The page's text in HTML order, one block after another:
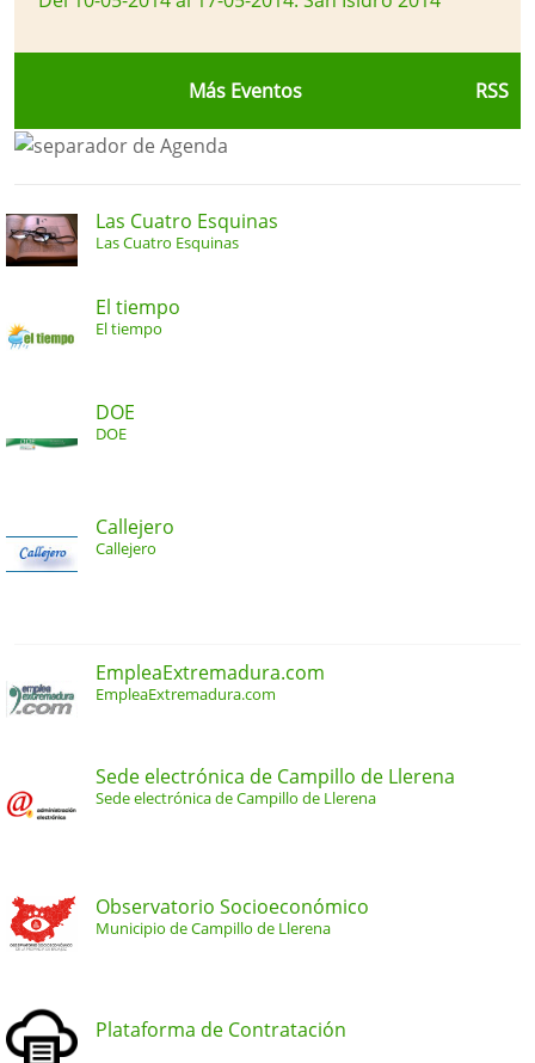
Más Eventos RSS
Las Cuatro Esquinas
Las Cuatro Esquinas
El tiempo
El tiempo
DOE
DOE
Callejero
Callejero
EmpleaExtremadura.com
EmpleaExtremadura.com
Sede electrónica de Campillo de Llerena
Sede electrónica de Campillo de Llerena
Observatorio Socioeconómico
Municipio de Campillo de Llerena
Plataforma de Contratación